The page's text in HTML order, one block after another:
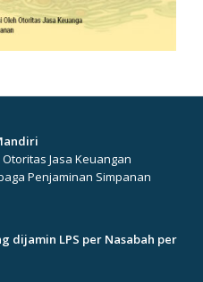
Jasa Keuangan
Penjaminan Simpanan
dijamin LPS per Nasabah per